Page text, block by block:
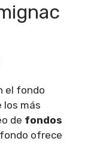
el fondo
los más
de fondos
ofrece